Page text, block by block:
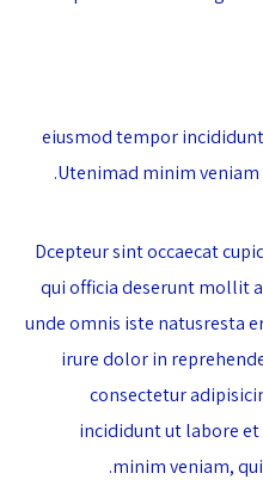
eiusmod tempor
Utenimad minim
Dcepteur sint occaecat
qui officia deserunt mollit
unde omnis iste natusresta
irure dolor in
consectetur
incididunt ut labore
minim veniam,